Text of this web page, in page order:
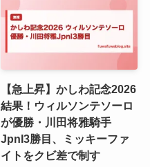
【急上昇】かしわ記念2026
結果！ウィルソンテソーロ
が優勝・川田将雅騎手
JpnI3勝目、ミッキーファ
イトをクビ差で制す